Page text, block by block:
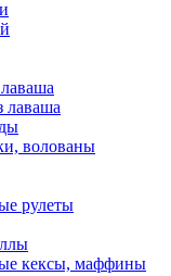
лаваша
волованы
рулеты
кексы, маффины